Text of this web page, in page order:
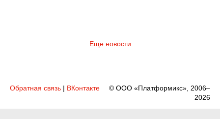
Еще новости
Обратная связь | ВКонтакте
© ООО «Платформикс», 2006–
2026